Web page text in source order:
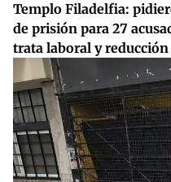
Templo Filadelfia:
de prisión para 27
trata laboral y